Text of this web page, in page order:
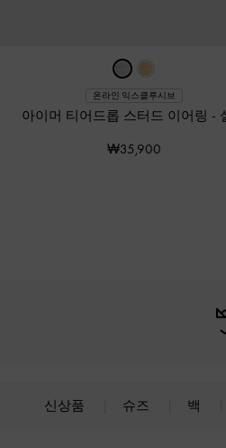
온라인 익스클루시브
아이머 티어드롭 스터드 이어링 -
₩35,900
신상품 슈즈 백